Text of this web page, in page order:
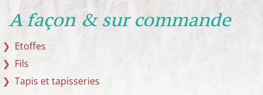
A façon & sur commande
Etoffes
Fils
Tapis et tapisseries